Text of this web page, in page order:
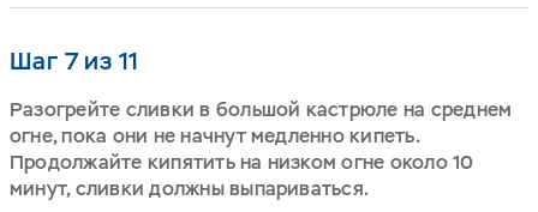
Шаг 7 из 11
Разогрейте сливки в большой кастрюле на среднем
огне, пока они не начнут медленно кипеть.
Продолжайте кипятить на низком огне около 10
минут, сливки должны выпариваться.